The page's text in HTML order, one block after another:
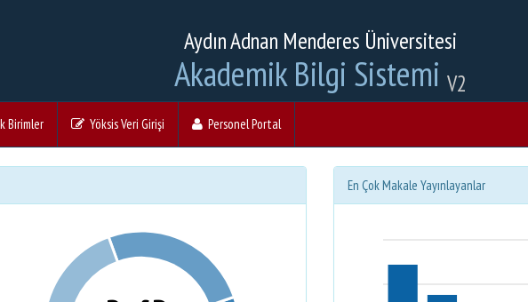
Aydın Adnan Menderes Üniversitesi
Akademik Bilgi Sistemi V2
Birimler Yöksis Veri Girişi Personel Portal
En Çok Makale Yayınlayanlar